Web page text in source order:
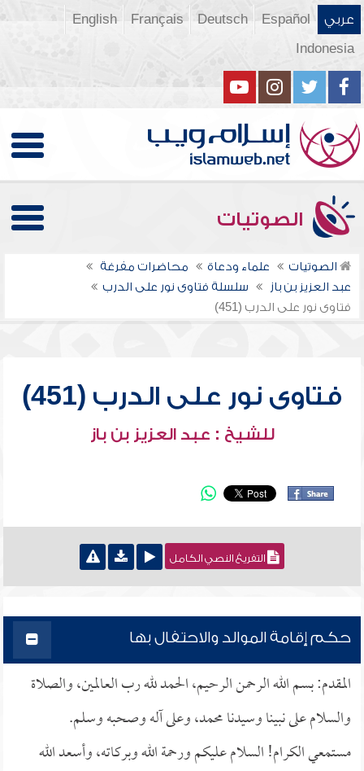
عربي Español
Deutsch
Français
English
Indonesia
الصوتيات
الصوتيات علماء ودعاة
محاضرات مفرغة
عبد العزيز بن باز
سلسلة فتاوى نور على الدرب
فتاوى نور على الدرب (451)
فتاوى نور على الدرب (451)
للشيخ : عبد العزيز بن باز
التفريغ النصي الكامل
حكم إقامة الموالد والاحتفال بها
المقدم: بسم الله الرحمن الرحيم، الحمد لله رب العالمين، والصلاة
والسلام على نبينا وسيدنا محمد، وعلى آله وصحبه وسلم.
مستمعي الكرام! السلام عليكم ورحمة الله وبركاته، وأسعد الله